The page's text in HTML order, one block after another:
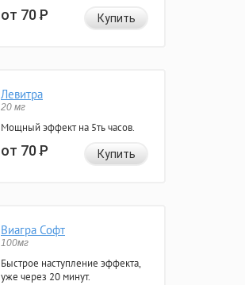
от 70Р Купить
Левитра
20 мг
Мощный эффект на 5ть часов.
от 70Р Купить
Виагра Софт
100мг
Быстрое наступление эффекта,
уже через 20 минут.